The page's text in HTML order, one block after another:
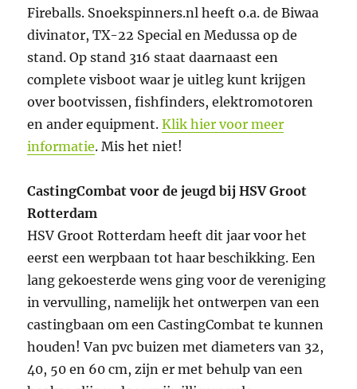
Fireballs. Snoekspinners.nl heeft o.a. de Biwaa
divinator, TX-22 Special en Medussa op de
stand. Op stand 316 staat daarnaast een
complete visboot waar je uitleg kunt krijgen
over bootvissen, fishfinders, elektromotoren
en ander equipment.Klik hier voor meer
informatie. Mis het niet!
CastingCombat voor de jeugd bij HSV Groot
Rotterdam
HSV Groot Rotterdam heeft dit jaar voor het
eerst een werpbaan tot haar beschikking. Een
lang gekoesterde wens ging voor de vereniging
in vervulling, namelijk het ontwerpen van een
castingbaan om een CastingCombat te kunnen
houden! Van pvc buizen met diameters van 32,
40, 50 en 60 cm, zijn er met behulp van een